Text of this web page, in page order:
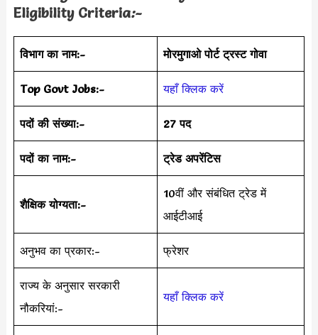
Eligibility Criteria:-
विभाग का नाम:- मोरमुगाओ पोर्ट ट्रस्ट गोवा
Top Govt Jobs:- यहाँ क्लिक करें
पदों की संख्या:- 27 पद
पदों का नाम:- ट्रेड अपरेंटिस
शैक्षिक योग्यता:-
10वीं और संबंधित ट्रेड में
आईटीआई
अनुभव का प्रकार:- फ्रेशर
राज्य के अनुसार सरकारी
नौकरियां:-
यहाँ क्लिक करें